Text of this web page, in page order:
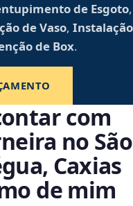
de Esgoto,
de Vaso, Instalação
de Box.
com
no São
Caxias
de mim